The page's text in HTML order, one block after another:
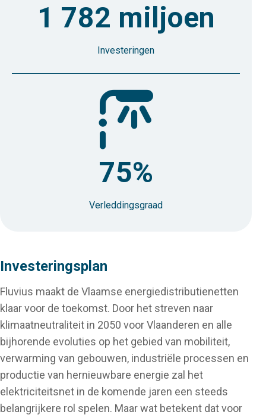
1 782 miljoen
Investeringen
led-lantaarn
75%
Verleddingsgraad
Investeringsplan
Fluvius maakt de Vlaamse energiedistributienetten
klaar voor de toekomst. Door het streven naar
klimaatneutraliteit in 2050 voor Vlaanderen en alle
bijhorende evoluties op het gebied van mobiliteit,
verwarming van gebouwen, industriële processen en
productie van hernieuwbare energie zal het
elektriciteitsnet in de komende jaren een steeds
belangrijkere rol spelen. Maar wat betekent dat voor